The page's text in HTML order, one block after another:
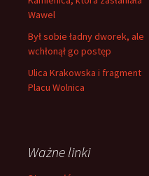
Wawel
Był sobie ładny dworek, ale
wchłonął go postęp
Ulica Krakowska i fragment
Placu Wolnica
Ważne linki